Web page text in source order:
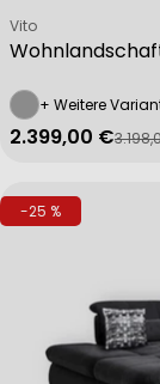
Verkäufer:
Vito
+ Weitere
Verkaufspreis
2.399,00 €
Regulärer Preis
-25 %